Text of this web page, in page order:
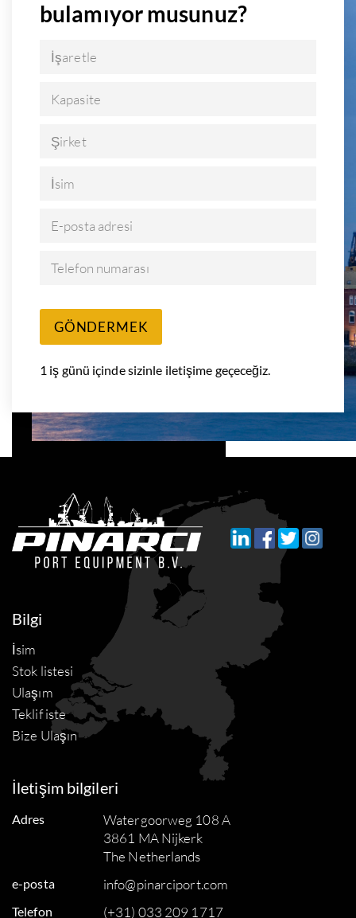
bulamıyor musunuz?
İşaretle
Kapasite
Şirket
İsim
E-posta adresi
Telefon numarası
GÖNDERMEK
1 iş günü içinde sizinle iletişime geçeceğiz.
Bilgi
İsim
Stok listesi
Ulaşım
Teklif iste
Bize Ulaşın
İletişim bilgileri
Adres
Watergoorweg 108 A
3861 MA Nijkerk
The Netherlands
e-posta info@pinarciport.com
Telefon (+31) 033 209 1717